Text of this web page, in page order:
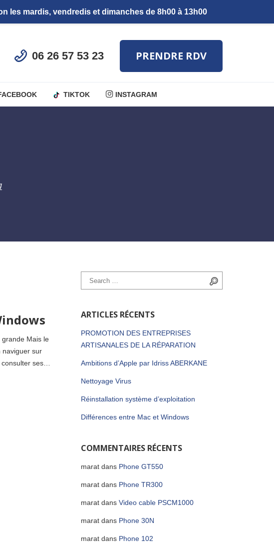
PRENDRE RDV
06 26 57 53 23
TIKTOK INSTAGRAM
Mais le
naviguer sur
ses
Search for:
ARTICLES RÉCENTS
PROMOTION DES ENTREPRISES
ARTISANALES DE LA RÉPARATION
Ambitions d’Apple par Idriss ABERKANE
Nettoyage Virus
Réinstallation système d’exploitation
Différences entre Mac et Windows
COMMENTAIRES RÉCENTS
maratdans Phone GT550
maratdans Phone TR300
maratdans Video cable PSCM1000
maratdans Phone 30N
maratdans Phone 102